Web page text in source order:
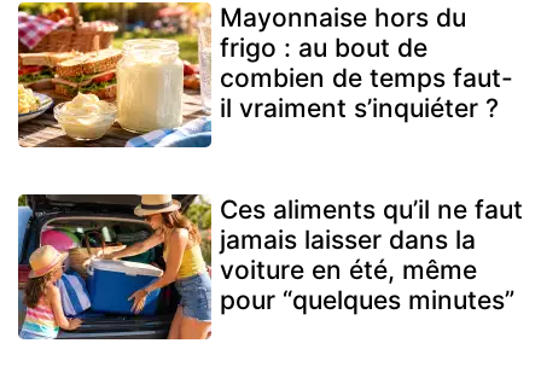
Mayonnaise hors du
frigo : au bout de
combien de temps faut-
il vraiment s’inquiéter ?
Ces aliments qu’il ne faut
jamais laisser dans la
voiture en été, même
pour “quelques minutes”